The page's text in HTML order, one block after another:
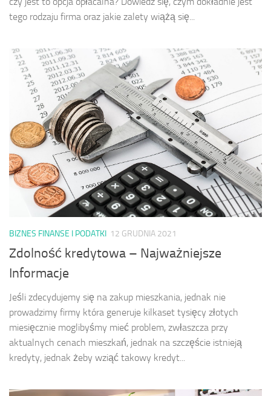
tego rodzaju firma oraz jakie zalety wiążą się...
BIZNES FINANSE I PODATKI 12 GRUDNIA 2021
Zdolność kredytowa – Najważniejsze
Informacje
Jeśli zdecydujemy się na zakup mieszkania, jednak nie
prowadzimy firmy która generuje kilkaset tysięcy złotych
miesięcznie moglibyśmy mieć problem, zwłaszcza przy
aktualnych cenach mieszkań, jednak na szczęście istnieją
kredyty, jednak żeby wziąć takowy kredyt...